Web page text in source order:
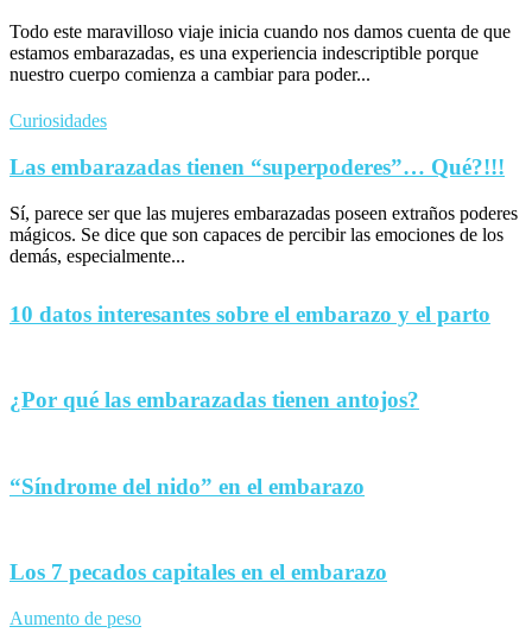
Todo este maravilloso viaje inicia cuando nos damos cuenta de que
estamos embarazadas, es una experiencia indescriptible porque
nuestro cuerpo comienza a cambiar para poder...
Curiosidades
Las embarazadas tienen “superpoderes”… Qué?!!!
Sí, parece ser que las mujeres embarazadas poseen extraños poderes
mágicos. Se dice que son capaces de percibir las emociones de los
demás, especialmente...
10 datos interesantes sobre el embarazo y el parto
¿Por qué las embarazadas tienen antojos?
“Síndrome del nido” en el embarazo
Los 7 pecados capitales en el embarazo
Aumento de peso